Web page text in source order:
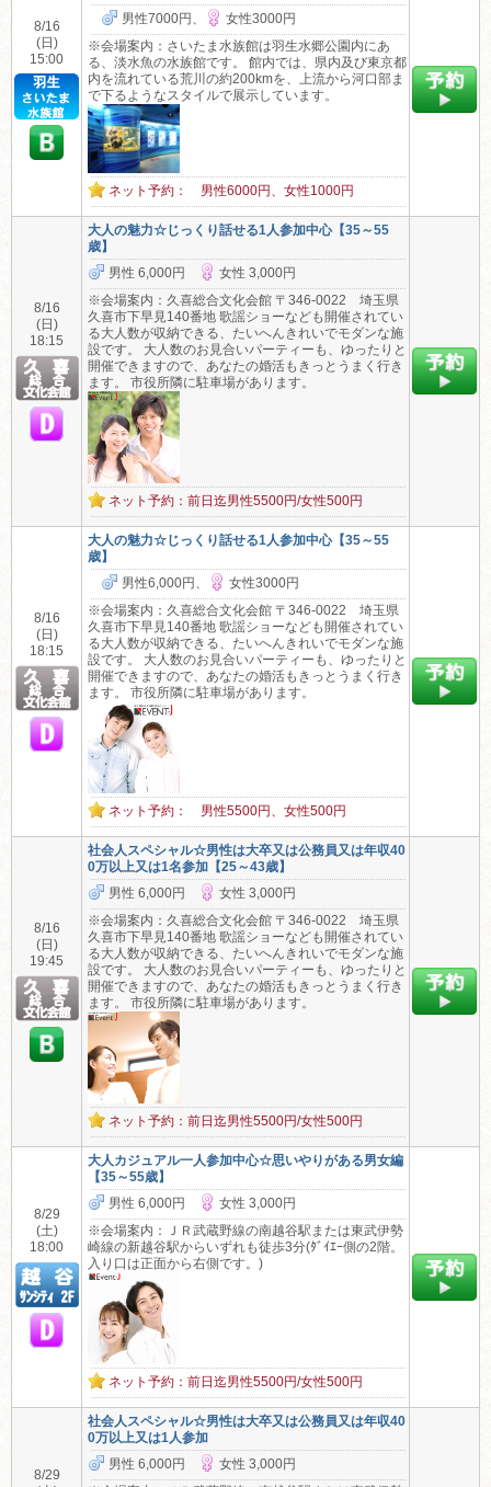
8/16
(日)
15:00
男性7000円、
女性3000円
※会場案内：さいたま水族館は羽生水郷公園内にあ
る、淡水魚の水族館です。 館内では、県内及び東京都
内を流れている荒川の約200kmを、上流から河口部ま
で下るようなスタイルで展示しています。
ネット予約： 男性6000円、女性1000円
8/16
(日)
18:15
大人の魅力☆じっくり話せる1人参加中心【35～55
歳】
男性 6,000円
女性 3,000円
※会場案内：久喜総合文化会館 〒346-0022 埼玉県
久喜市下早見140番地 歌謡ショーなども開催されてい
る大人数が収納できる、たいへんきれいでモダンな施
設です。 大人数のお見合いパーティーも、ゆったりと
開催できますので、あなたの婚活もきっとうまく行き
ます。 市役所隣に駐車場があります。
ネット予約：前日迄男性5500円/女性500円
8/16
(日)
18:15
大人の魅力☆じっくり話せる1人参加中心【35～55
歳】
男性6,000円、
女性3000円
※会場案内：久喜総合文化会館 〒346-0022 埼玉県
久喜市下早見140番地 歌謡ショーなども開催されてい
る大人数が収納できる、たいへんきれいでモダンな施
設です。 大人数のお見合いパーティーも、ゆったりと
開催できますので、あなたの婚活もきっとうまく行き
ます。 市役所隣に駐車場があります。
ネット予約： 男性5500円、女性500円
8/16
(日)
19:45
社会人スペシャル☆男性は大卒又は公務員又は年収40
0万以上又は1名参加【25～43歳】
男性 6,000円
女性 3,000円
※会場案内：久喜総合文化会館 〒346-0022 埼玉県
久喜市下早見140番地 歌謡ショーなども開催されてい
る大人数が収納できる、たいへんきれいでモダンな施
設です。 大人数のお見合いパーティーも、ゆったりと
開催できますので、あなたの婚活もきっとうまく行き
ます。 市役所隣に駐車場があります。
ネット予約：前日迄男性5500円/女性500円
8/29
(土)
18:00
大人カジュアル一人参加中心☆思いやりがある男女編
【35～55歳】
男性 6,000円
女性 3,000円
※会場案内：ＪＲ武蔵野線の南越谷駅または東武伊勢
崎線の新越谷駅からいずれも徒歩3分(ﾀﾞｲｴｰ側の2階。
入り口は正面から右側です。)
ネット予約：前日迄男性5500円/女性500円
8/29
社会人スペシャル☆男性は大卒又は公務員又は年収40
0万以上又は1人参加
男性 6,000円
女性 3,000円